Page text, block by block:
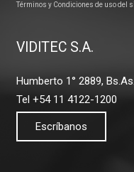
Términos y Condiciones de uso del
VIDITEC S.A.
Humberto 1° 2889,
Tel +54 11 4122-1200
Escríbanos